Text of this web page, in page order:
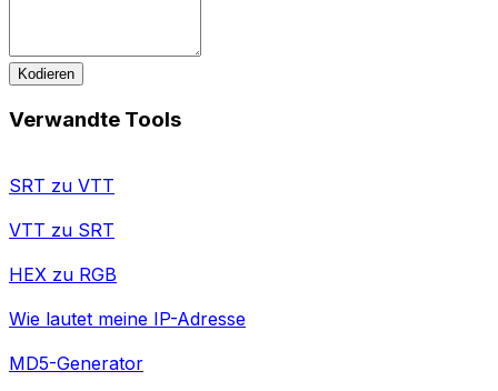
Kodieren
Verwandte Tools
SRT zu VTT
VTT zu SRT
HEX zu RGB
Wie lautet meine IP-Adresse
MD5-Generator